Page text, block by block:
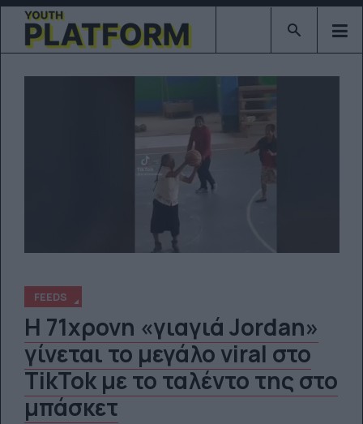
Type 2 or
FEEDS
Η 71χρονη «γιαγιά Jordan»
γίνεται το μεγάλο viral στο
TikTok με το ταλέντο της στο
μπάσκετ